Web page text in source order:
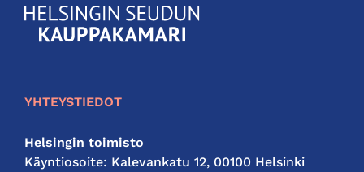
KauppakamariHelsingin
seudun
YHTEYSTIEDOT
Helsingin toimisto
Käyntiosoite: Kalevankatu 12, 00100 Helsinki